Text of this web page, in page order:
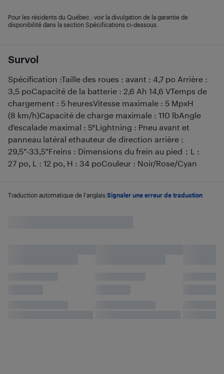
Survol
Spécification :Taille des roues : avant : 4,7 po Arrière :
3,5 poCapacité de la batterie : 2,6 Ah 14,6 VTemps de
chargement : 5 heuresVitesse maximale : 5 MpxH
(8 km/h)Capacité de charge maximale : 110 lbAngle
d'escalade maximal : 5°Lightning : Pneu avant et
panneau latéral ethauteur de direction arrière :
29,5"-33,5"Freins : Dimensions du frein au pied：L :
27 po, L : 12 po, H : 34 poCouleur : Noir/Rose/Cyan
Traduction automatique de l'anglais. Signaler une erreur de traduction
Pour les résidents du Québec : voir la divulgation de la garantie de
disponibilité dans la section Spécifications ci-dessous.